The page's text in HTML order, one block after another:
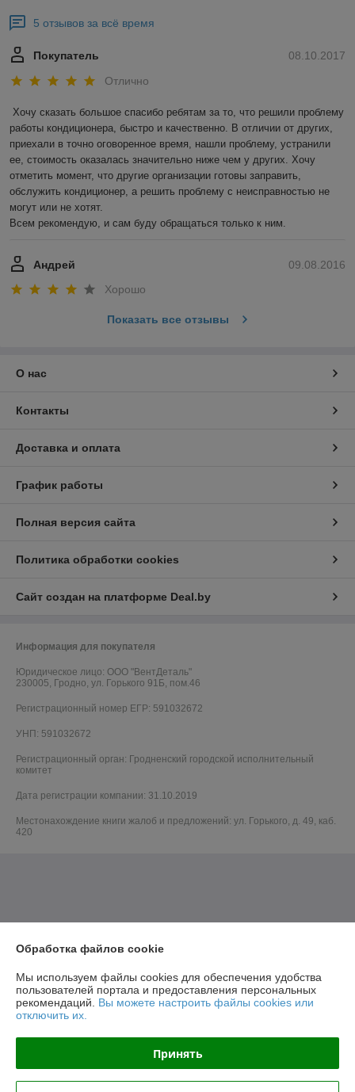
5 отзывов за всё время
08.10.2017
Покупатель
Отлично
Хочу сказать большое спасибо ребятам за то, что решили проблему
работы кондиционера, быстро и качественно. В отличии от других,
приехали в точно оговоренное время, нашли проблему, устранили
ее, стоимость оказалась значительно ниже чем у других. Хочу
отметить момент, что другие организации готовы заправить,
обслужить кондиционер, а решить проблему с неисправностью не
могут или не хотят.
Всем рекомендую, и сам буду обращаться только к ним.
09.08.2016
Андрей
Хорошо
Показать все отзывы
О нас
Контакты
Доставка и оплата
График работы
Полная версия сайта
Политика обработки cookies
Сайт создан на платформе Deal.by
Информация для покупателя
Юридическое лицо: ООО "ВентДеталь"
230005, Гродно, ул. Горького 91Б, пом.46
Регистрационный номер ЕГР: 591032672
УНП: 591032672
Регистрационный орган: Гродненский городской исполнительный
комитет
Дата регистрации компании: 31.10.2019
Местонахождение книги жалоб и предложений: ул. Горького, д. 49, каб.
420
Обработка файлов cookie
Мы используем файлы cookies для обеспечения удобства
пользователей портала и предоставления персональных
рекомендаций. Вы можете настроить файлы cookies или
отключить их.
Принять